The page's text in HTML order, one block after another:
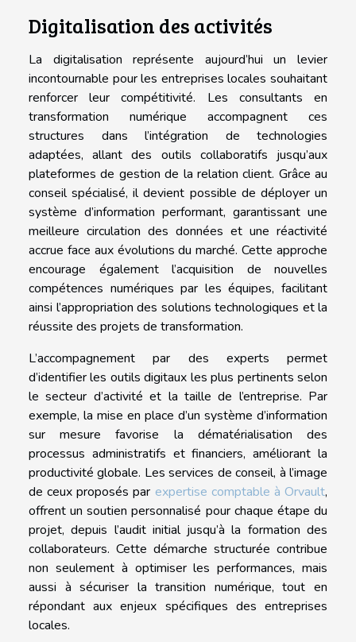
Digitalisation des activités
La digitalisation représente aujourd’hui un levier
incontournable pour les entreprises locales souhaitant
renforcer leur compétitivité. Les consultants en
transformation numérique accompagnent ces
structures dans l’intégration de technologies
adaptées, allant des outils collaboratifs jusqu’aux
plateformes de gestion de la relation client. Grâce au
conseil spécialisé, il devient possible de déployer un
système d’information performant, garantissant une
meilleure circulation des données et une réactivité
accrue face aux évolutions du marché. Cette approche
encourage également l’acquisition de nouvelles
compétences numériques par les équipes, facilitant
ainsi l’appropriation des solutions technologiques et la
réussite des projets de transformation.
L’accompagnement par des experts permet
d’identifier les outils digitaux les plus pertinents selon
le secteur d’activité et la taille de l’entreprise. Par
exemple, la mise en place d’un système d’information
sur mesure favorise la dématérialisation des
processus administratifs et financiers, améliorant la
productivité globale. Les services de conseil, à l’image
de ceux proposés par expertise comptable à Orvault,
offrent un soutien personnalisé pour chaque étape du
projet, depuis l’audit initial jusqu’à la formation des
collaborateurs. Cette démarche structurée contribue
non seulement à optimiser les performances, mais
aussi à sécuriser la transition numérique, tout en
répondant aux enjeux spécifiques des entreprises
locales.